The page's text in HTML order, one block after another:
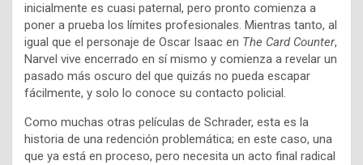
inicialmente es cuasi paternal, pero pronto comienza a
poner a prueba los límites profesionales. Mientras tanto, al
igual que el personaje de Oscar Isaac en The Card Counter,
Narvel vive encerrado en sí mismo y comienza a revelar un
pasado más oscuro del que quizás no pueda escapar
fácilmente, y solo lo conoce su contacto policial.
Como muchas otras películas de Schrader, esta es la
historia de una redención problemática; en este caso, una
que ya está en proceso, pero necesita un acto final radical